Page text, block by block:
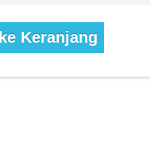
Keranjang